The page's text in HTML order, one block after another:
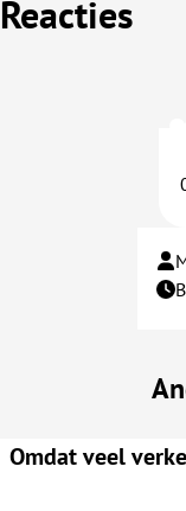
Reacties
Omdat veel